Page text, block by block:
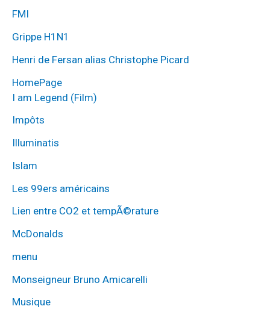
FMI
Grippe H1N1
Henri de Fersan alias Christophe Picard
HomePage
I am Legend (Film)
Impôts
Illuminatis
Islam
Les 99ers américains
Lien entre CO2 et tempÃ©rature
McDonalds
menu
Monseigneur Bruno Amicarelli
Musique